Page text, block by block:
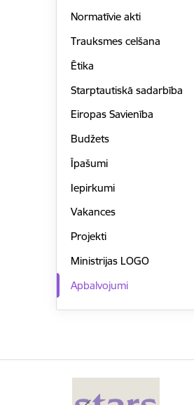
Normatīvie akti
Trauksmes celšana
Ētika
Starptautiskā sadarbība
Eiropas Savienība
Budžets
Īpašumi
Iepirkumi
Vakances
Projekti
Ministrijas LOGO
Apbalvojumi